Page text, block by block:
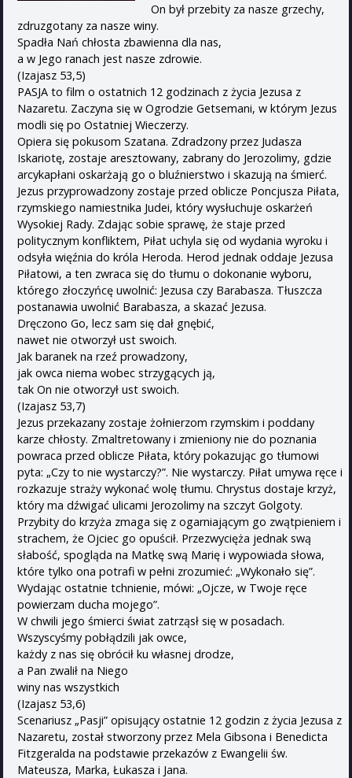
On był przebity za nasze grzechy,
zdruzgotany za nasze winy.
Spadła Nań chłosta zbawienna dla nas,
a w Jego ranach jest nasze zdrowie.
(Izajasz 53,5)
PASJA to film o ostatnich 12 godzinach z życia Jezusa z
Nazaretu. Zaczyna się w Ogrodzie Getsemani, w którym Jezus
modli się po Ostatniej Wieczerzy.
Opiera się pokusom Szatana. Zdradzony przez Judasza
Iskariotę, zostaje aresztowany, zabrany do Jerozolimy, gdzie
arcykapłani oskarżają go o bluźnierstwo i skazują na śmierć.
Jezus przyprowadzony zostaje przed oblicze Poncjusza Piłata,
rzymskiego namiestnika Judei, który wysłuchuje oskarżeń
Wysokiej Rady. Zdając sobie sprawę, że staje przed
politycznym konfliktem, Piłat uchyla się od wydania wyroku i
odsyła więźnia do króla Heroda. Herod jednak oddaje Jezusa
Piłatowi, a ten zwraca się do tłumu o dokonanie wyboru,
którego złoczyńcę uwolnić: Jezusa czy Barabasza. Tłuszcza
postanawia uwolnić Barabasza, a skazać Jezusa.
Dręczono Go, lecz sam się dał gnębić,
nawet nie otworzył ust swoich.
Jak baranek na rzeź prowadzony,
jak owca niema wobec strzygących ją,
tak On nie otworzył ust swoich.
(Izajasz 53,7)
Jezus przekazany zostaje żołnierzom rzymskim i poddany
karze chłosty. Zmaltretowany i zmieniony nie do poznania
powraca przed oblicze Piłata, który pokazując go tłumowi
pyta: „Czy to nie wystarczy?”. Nie wystarczy. Piłat umywa ręce i
rozkazuje straży wykonać wolę tłumu. Chrystus dostaje krzyż,
który ma dźwigać ulicami Jerozolimy na szczyt Golgoty.
Przybity do krzyża zmaga się z ogarniającym go zwątpieniem i
strachem, że Ojciec go opuścił. Przezwycięża jednak swą
słabość, spogląda na Matkę swą Marię i wypowiada słowa,
które tylko ona potrafi w pełni zrozumieć: „Wykonało się”.
Wydając ostatnie tchnienie, mówi: „Ojcze, w Twoje ręce
powierzam ducha mojego”.
W chwili jego śmierci świat zatrząsł się w posadach.
Wszyscyśmy pobłądzili jak owce,
każdy z nas się obrócił ku własnej drodze,
a Pan zwalił na Niego
winy nas wszystkich
(Izajasz 53,6)
Scenariusz „Pasji” opisujący ostatnie 12 godzin z życia Jezusa z
Nazaretu, został stworzony przez Mela Gibsona i Benedicta
Fitzgeralda na podstawie przekazów z Ewangelii św.
Mateusza, Marka, Łukasza i Jana.